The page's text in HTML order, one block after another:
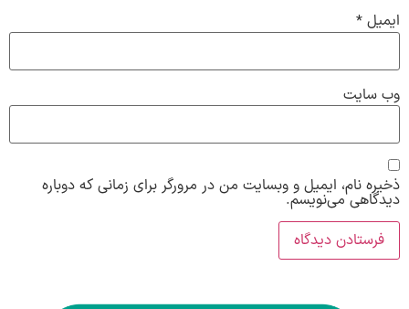
ایمیل *
وب‌ سایت
ذخیره نام، ایمیل و وبسایت من در مرورگر برای زمانی که دوباره
دیدگاهی می‌نویسم.